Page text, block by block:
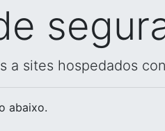
a sites hospedados
abaixo.